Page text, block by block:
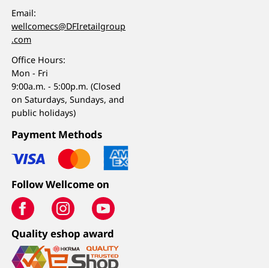
Email:
wellcomecs@DFIretailgroup
.com
Office Hours:
Mon - Fri
9:00a.m. - 5:00p.m. (Closed
on Saturdays, Sundays, and
public holidays)
Payment Methods
Follow Wellcome on
Quality eshop award